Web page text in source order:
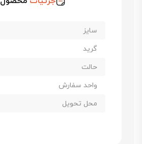
سایز
گرید
حالت
واحد سفارش
محل تحویل